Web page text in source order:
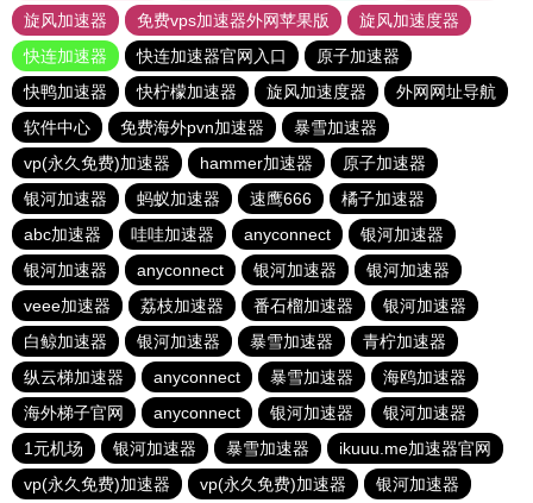
旋风加速器
免费vps加速器外网苹果版
旋风加速度器
快连加速器
快连加速器官网入口
原子加速器
快鸭加速器
快柠檬加速器 旋风加速度器
外网网址导航
软件中心
免费海外pvn加速器
暴雪加速器
vp(永久免费)加速器
hammer加速器
原子加速器
银河加速器
蚂蚁加速器 速鹰666
橘子加速器
abc加速器
哇哇加速器 anyconnect
银河加速器
银河加速器
anyconnect 银河加速器
银河加速器
veee加速器
荔枝加速器 番石榴加速器
银河加速器
白鲸加速器
银河加速器 暴雪加速器
青柠加速器
纵云梯加速器
anyconnect 暴雪加速器
海鸥加速器
海外梯子官网
anyconnect 银河加速器
银河加速器
1元机场
银河加速器 暴雪加速器
ikuuu.me加速器官网
vp(永久免费)加速器
vp(永久免费)加速器 银河加速器